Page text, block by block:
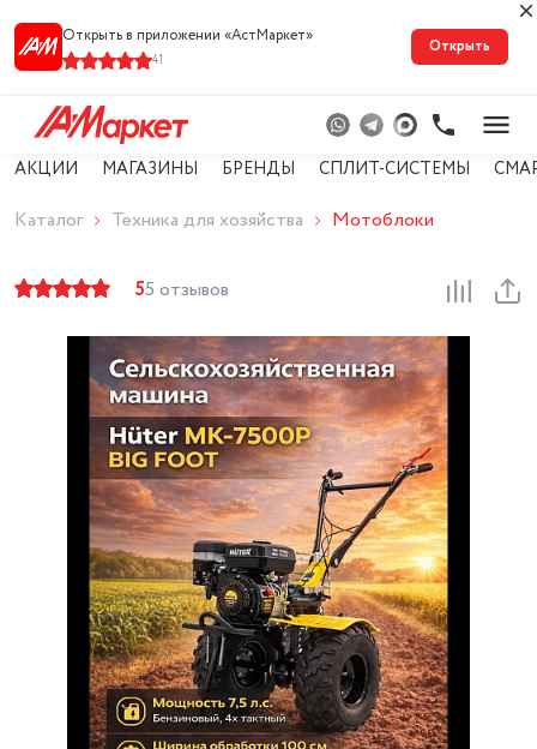
Открыть в приложении «АстМарке‪т‬»
41
Открыть
АКЦИИ МАГАЗИНЫ БРЕНДЫ СПЛИТ-СИСТЕМЫ
Каталог Техника для хозяйства Мотоблоки
55 отзывов